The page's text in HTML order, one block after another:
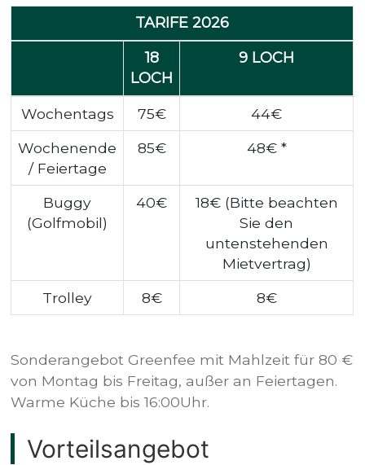
TARIFE 2026
18
LOCH
9 LOCH
Wochentags 75€
44€
Wochenende
/ Feiertage
85€ 48€ *
Buggy
(Golfmobil)
40€
18€ (Bitte beachten
Sie den
untenstehenden
Mietvertrag)
Trolley
8€ 8€
Sonderangebot Greenfee mit Mahlzeit für 80 €
von Montag bis Freitag, außer an Feiertagen.
Warme Küche bis 16:00Uhr.
Vorteilsangebot